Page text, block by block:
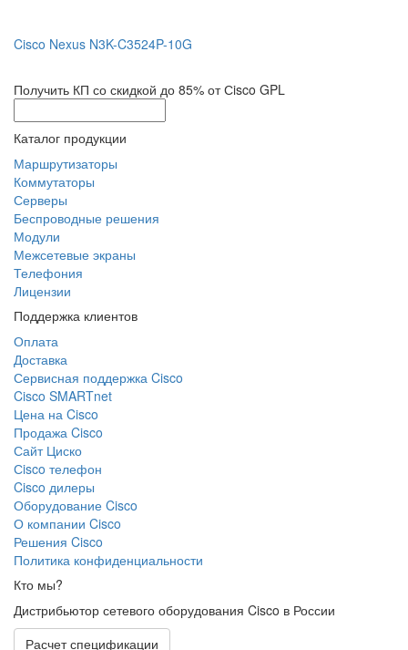
Cisco Nexus N3K-C3524P-10G
Получить КП со скидкой до 85% от Сisco GPL
Каталог продукции
Маршрутизаторы
Коммутаторы
Серверы
Беспроводные решения
Модули
Межсетевые экраны
Телефония
Лицензии
Поддержка клиентов
Оплата
Доставка
Сервисная поддержка Cisco
Cisco SMARTnet
Цена на Cisco
Продажа Cisco
Сайт Циско
Сisco телефон
Cisco дилеры
Оборудование Cisco
О компании Cisco
Решения Cisco
Политика конфиденциальности
Кто мы?
Дистрибьютор сетевого оборудования Cisco в России
Расчет спецификации